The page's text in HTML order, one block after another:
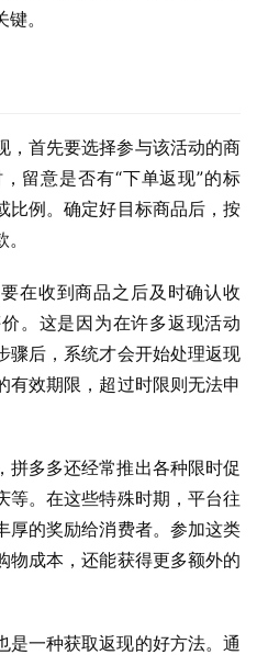
。
，首先要选择参与该活动的商
留意是否有“下单返现”的标
比例。确定好目标商品后，按
在收到商品之后及时确认收
。这是因为在许多返现活动
骤后，系统才会开始处理返现
有效期限，超过时限则无法申
拼多多还经常推出各种限时促
等。在这些特殊时期，平台往
厚的奖励给消费者。参加这类
物成本，还能获得更多额外的
是一种获取返现的好方法。通